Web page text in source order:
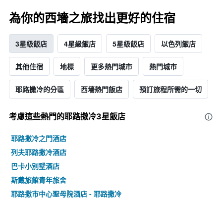
為你的西墻之旅找出更好的住宿
3星級飯店 4星級飯店 5星級飯店 以色列飯店
其他住宿 地標 更多熱門城市 熱門城市
耶路撒冷的分區 西墻熱門飯店 預訂旅程所需的一切
考慮這些熱門的耶路撒冷3星​飯店
耶路撒冷之門酒店
列夫耶路撒冷酒店
巴卡小別墅酒店
斯戴旅館青年旅舍
耶路撒市中心聖母院酒店 - 耶路撒冷